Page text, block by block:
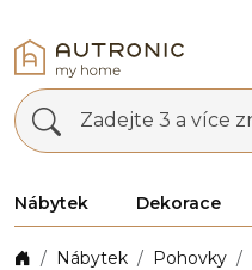
Zadejte 3 a více
Nábytek Dekorace
Nábytek Pohovky